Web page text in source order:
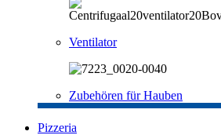
Ventilator
Zubehören für Hauben
Pizzeria